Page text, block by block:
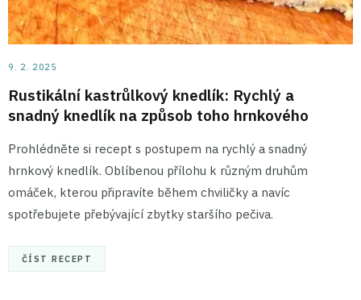
9. 2. 2025
Rustikální kastrůlkový knedlík: Rychlý a
snadný knedlík na způsob toho hrnkového
Prohlédněte si recept s postupem na rychlý a snadný
hrnkový knedlík. Oblíbenou přílohu k různým druhům
omáček, kterou připravíte během chviličky a navíc
spotřebujete přebývající zbytky staršího pečiva.
ČÍST RECEPT